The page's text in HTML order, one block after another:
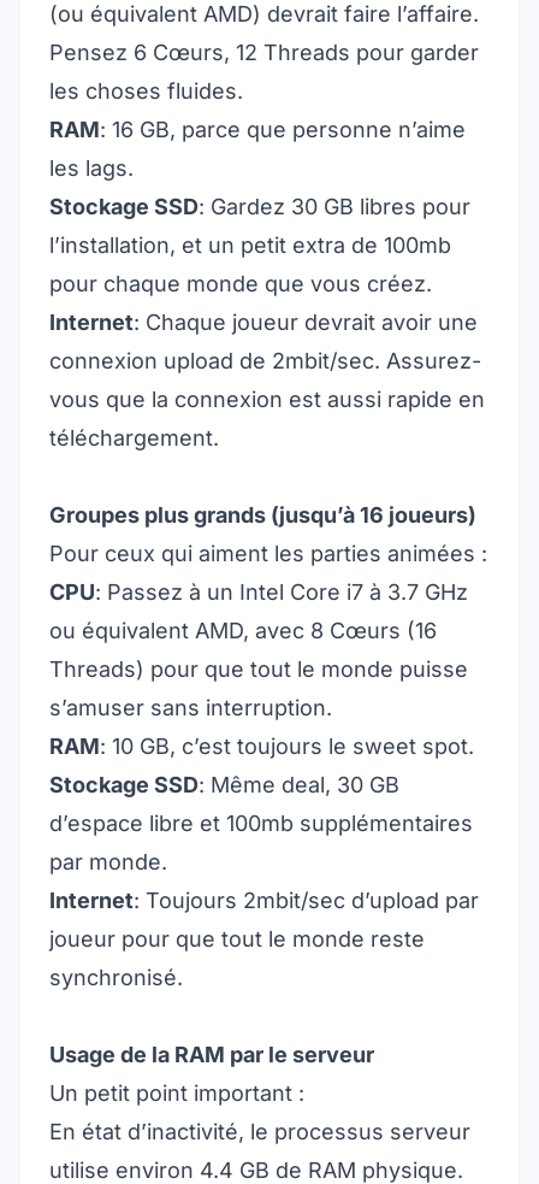
(ou équivalent AMD) devrait faire l’affaire.
Pensez 6 Cœurs, 12 Threads pour garder
les choses fluides.
RAM: 16 GB, parce que personne n’aime
les lags.
Stockage SSD: Gardez 30 GB libres pour
l’installation, et un petit extra de 100mb
pour chaque monde que vous créez.
Internet: Chaque joueur devrait avoir une
connexion upload de 2mbit/sec. Assurez-
vous que la connexion est aussi rapide en
téléchargement.
Groupes plus grands (jusqu’à 16 joueurs)
Pour ceux qui aiment les parties animées :
CPU: Passez à un Intel Core i7 à 3.7 GHz
ou équivalent AMD, avec 8 Cœurs (16
Threads) pour que tout le monde puisse
s’amuser sans interruption.
RAM: 10 GB, c’est toujours le sweet spot.
Stockage SSD: Même deal, 30 GB
d’espace libre et 100mb supplémentaires
par monde.
Internet: Toujours 2mbit/sec d’upload par
joueur pour que tout le monde reste
synchronisé.
Usage de la RAM par le serveur
Un petit point important :
En état d’inactivité, le processus serveur
utilise environ 4.4 GB de RAM physique.